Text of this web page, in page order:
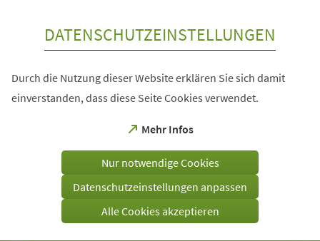
DATENSCHUTZEINSTELLUNGEN
Durch die Nutzung dieser Website erklären Sie sich damit
einverstanden, dass diese Seite Cookies verwendet.
Mehr Infos
(Öffnet
einem
Tab)
Nur notwendige Cookies
Datenschutzeinstellungen anpassen
Alle Cookies akzeptieren